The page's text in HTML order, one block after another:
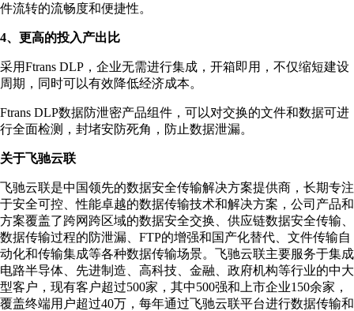
件流转的流畅度和便捷性。
4、更高的投入产出比
采用Ftrans DLP，企业无需进行集成，开箱即用，不仅缩短建设
周期，同时可以有效降低经济成本。
Ftrans DLP数据防泄密产品组件，可以对交换的文件和数据可进
行全面检测，封堵安防死角，防止数据泄漏。
关于飞驰云联
飞驰云联是中国领先的数据安全传输解决方案提供商，长期专注
于安全可控、性能卓越的数据传输技术和解决方案，公司产品和
方案覆盖了跨网跨区域的数据安全交换、供应链数据安全传输、
数据传输过程的防泄漏、FTP的增强和国产化替代、文件传输自
动化和传输集成等各种数据传输场景。飞驰云联主要服务于集成
电路半导体、先进制造、高科技、金融、政府机构等行业的中大
型客户，现有客户超过500家，其中500强和上市企业150余家，
覆盖终端用户超过40万，每年通过飞驰云联平台进行数据传输和